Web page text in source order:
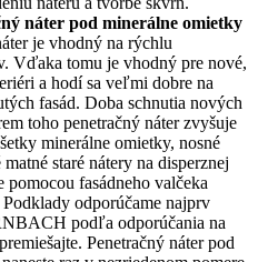
náter pod minerálne omietky
je vhodný na rýchlu
Vďaka tomu je vhodný pre nové,
a hodí sa veľmi dobre na
fasád. Doba schnutia nových
toho penetračný náter zvyšuje
minerálne omietky, nosné
staré nátery na disperznej
pomocou fasádneho valčeka
odporúčame najprv
podľa odporúčania na
Penetračný náter pod